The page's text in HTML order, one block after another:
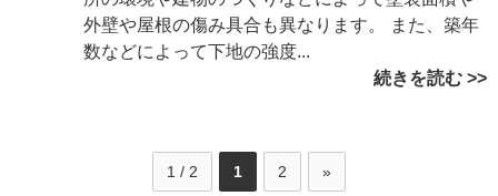
外壁や屋根の傷み具合も異なります。 また、築年
数などによって下地の強度...
続きを読む
1 / 2 1 2 »